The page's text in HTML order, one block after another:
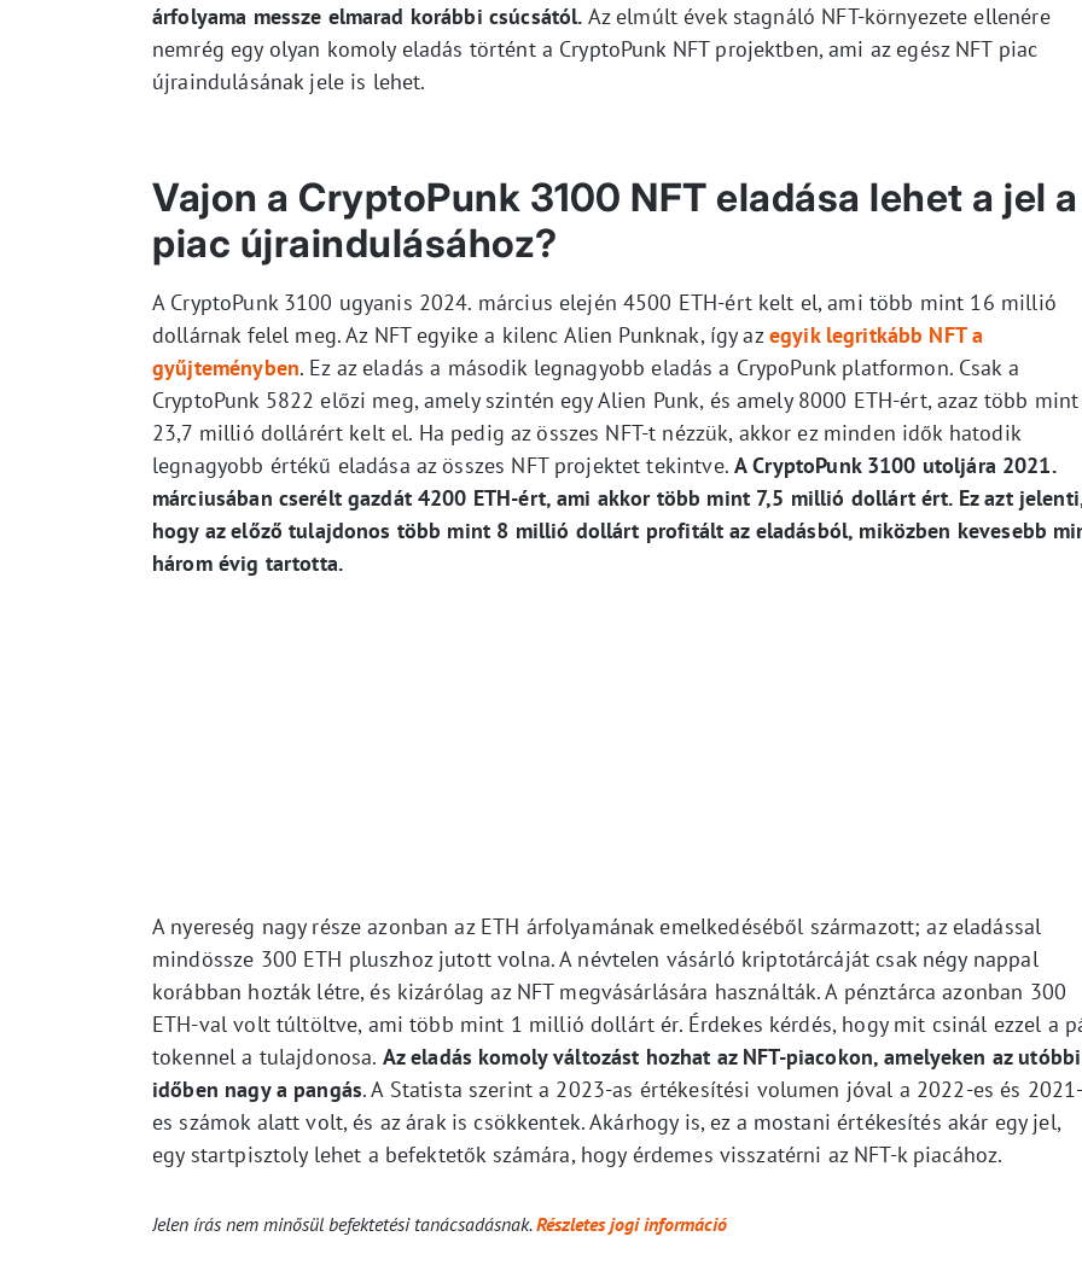
árfolyama messze elmarad korábbi csúcsától. Az elmúlt évek stagnáló NFT-környezete ellenére
nemrég egy olyan komoly eladás történt a CryptoPunk NFT projektben, ami az egész NFT piac
újraindulásának jele is lehet.
Vajon a CryptoPunk 3100 NFT eladása lehet a jel a
piac újraindulásához?
A CryptoPunk 3100 ugyanis 2024. március elején 4500 ETH-ért kelt el, ami több mint 16 millió
dollárnak felel meg. Az NFT egyike a kilenc Alien Punknak, így azegyik legritkább NFT a
gyűjteményben. Ez az eladás a második legnagyobb eladás a CrypoPunk platformon. Csak a
CryptoPunk 5822 előzi meg, amely szintén egy Alien Punk, és amely 8000 ETH-ért, azaz több mint
23,7 millió dollárért kelt el. Ha pedig az összes NFT-t nézzük, akkor ez minden idők hatodik
legnagyobb értékű eladása az összes NFT projektet tekintve. A CryptoPunk 3100 utoljára 2021.
márciusában cserélt gazdát 4200 ETH-ért, ami akkor több mint 7,5 millió dollárt ért. Ez azt
hogy az előző tulajdonos több mint 8 millió dollárt profitált az eladásból, miközben kevesebb
három évig tartotta.
A nyereség nagy része azonban az ETH árfolyamának emelkedéséből származott; az eladással
mindössze 300 ETH pluszhoz jutott volna. A névtelen vásárló kriptotárcáját csak négy nappal
korábban hozták létre, és kizárólag az NFT megvásárlására használták. A pénztárca azonban 300
ETH-val volt túltöltve, ami több mint 1 millió dollárt ér. Érdekes kérdés, hogy mit csinál ezzel a
tokennel a tulajdonosa. Az eladás komoly változást hozhat az NFT-piacokon, amelyeken az utóbbi
időben nagy a pangás. A Statista szerint a 2023-as értékesítési volumen jóval a 2022-es és
es számok alatt volt, és az árak is csökkentek. Akárhogy is, ez a mostani értékesítés akár egy jel,
egy startpisztoly lehet a befektetők számára, hogy érdemes visszatérni az NFT-k piacához.
Jelen írás nem minősül befektetési tanácsadásnak.Részletes jogi információ